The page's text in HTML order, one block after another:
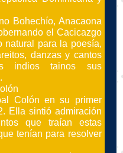
Bohechío, Anacaona
el Cacicazgo
natural para la poesía,
danzas y cantos
indios tainos sus
Colón en su primer
Ella sintió admiración
que traían estas
tenían para resolver